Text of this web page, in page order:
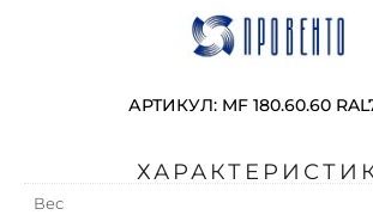
АРТИКУЛ: MF 180.60.60
Вес